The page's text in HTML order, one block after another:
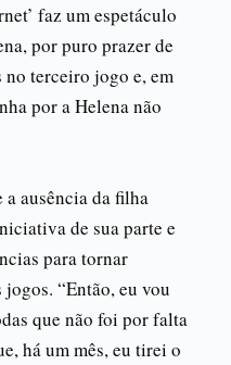
faz um espetáculo
por puro prazer de
no terceiro jogo e, em
por a Helena não
a ausência da filha
de sua parte e
para tornar
“Então, eu vou
que não foi por falta
há um mês, eu tirei o